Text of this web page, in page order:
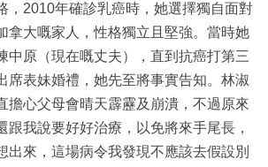
，2010年確診乳癌時，她選擇獨自面對
拿大嘅家人，性格獨立且堅強。當時她
中原（現在嘅丈夫），直到抗癌打第三
席表妹婚禮，她先至將事實告知。林淑
擔心父母會晴天霹靂及崩潰，不過原來
跟我說要好好治療，以免將來手尾長，
出來，這場病令我發現不應該去假設別